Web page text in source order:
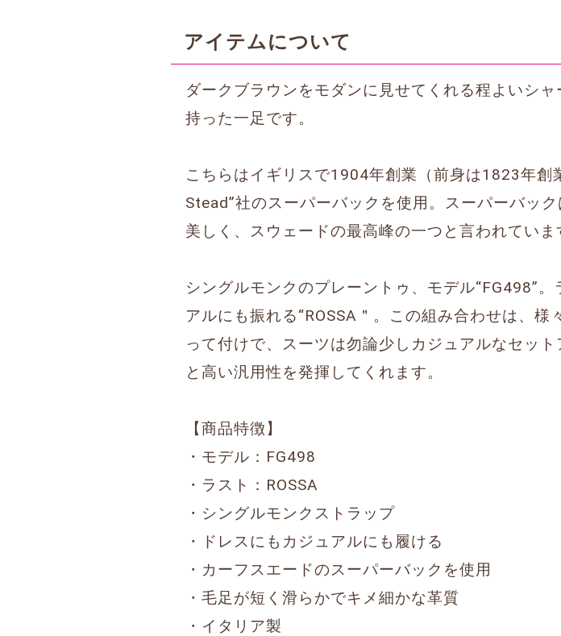
アイテムについて
ダークブラウンをモダンに見せてくれる程よいシ
持った一足です。
こちらはイギリスで1904年創業（前身は1823年創
Stead”社のスーパーバックを使用。スーパーバッ
美しく、スウェードの最高峰の一つと言われていま
シングルモンクのプレーントゥ、モデル“FG498”
アルにも振れる“ROSSA＂。この組み合わせは、
って付けで、スーツは勿論少しカジュアルなセッ
と高い汎用性を発揮してくれます。
【商品特徴】
・モデル：FG498
・ラスト：ROSSA
・シングルモンクストラップ
・ドレスにもカジュアルにも履ける
・カーフスエードのスーパーバックを使用
・毛足が短く滑らかでキメ細かな革質
・イタリア製